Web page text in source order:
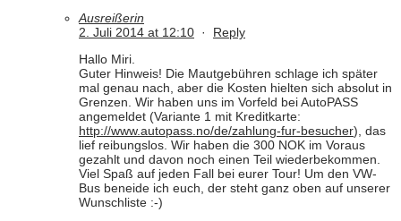
Ausreißerin
2. Juli 2014 at 12:10 · Reply
Hallo Miri.
Guter Hinweis! Die Mautgebühren schlage ich später
mal genau nach, aber die Kosten hielten sich absolut in
Grenzen. Wir haben uns im Vorfeld bei AutoPASS
angemeldet (Variante 1 mit Kreditkarte:
http://www.autopass.no/de/zahlung-fur-besucher), das
lief reibungslos. Wir haben die 300 NOK im Voraus
gezahlt und davon noch einen Teil wiederbekommen.
Viel Spaß auf jeden Fall bei eurer Tour! Um den VW-
Bus beneide ich euch, der steht ganz oben auf unserer
Wunschliste :-)